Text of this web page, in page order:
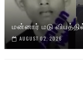
மன்னார் மடு
AUGUST 02, 2026